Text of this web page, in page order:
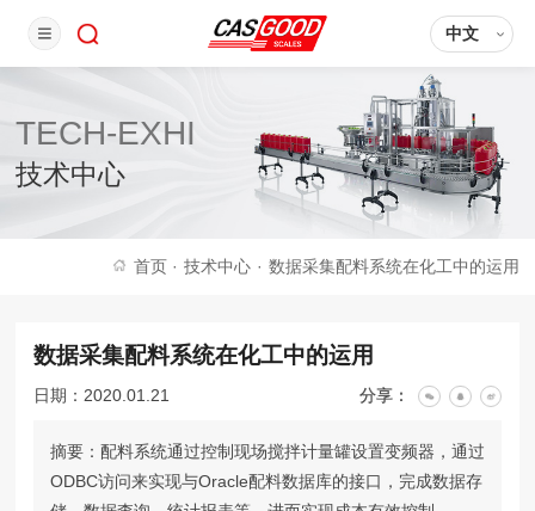
中文
TECH-EXHI
技术中心
首页 · 技术中心 · 数据采集配料系统在化工中的运用
数据采集配料系统在化工中的运用
日期：2020.01.21 分享：
摘要：配料系统通过控制现场搅拌计量罐设置变频器，通过
ODBC访问来实现与Oracle配料数据库的接口，完成数据存